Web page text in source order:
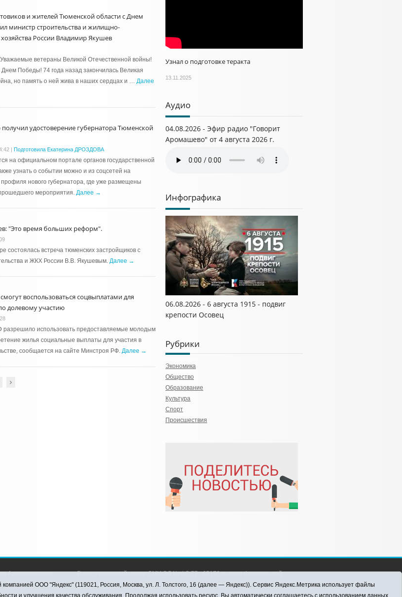
и жителей Тюменской области с Днем
министр строительства и жилищно-
России Владимир Якушев
ветераны Великой Отечественной войны!
Победы! 74 года назад закончилась Великая
но память о ней жива в наших сердцах и … Далее
удостоверение губернатора Тюменской
| Подготовила Екатерина ДРОЗДОВА
на официальном портале органов государственной
узнать о событии можно и из соцсетей на
профиля нового губернатора, где уже размещены
мероприятия. Далее →
"Это время больших реформ".
состоялась встреча тюменских застройщиков с
и ЖКХ России В.В. Якушевым. Далее →
воспользоваться соцвыплатами для
долевому участию
разрешило использовать предоставляемые молодым
жилья социальные выплаты для участия в
сообщается на сайте Минстроя РФ. Далее →
Узнал о подготовке теракта
13.11.2025
Аудио
04.08.2026 - Эфир радио "Говорит
Аромашево" от 4 августа 2026 г.
Инфографика
06.08.2026 - 6 августа 1915 - подвиг
крепости Осовец
Рубрики
Экономика
Общество
Образование
Культура
Спорт
Происшествия
Аромашевского
При использовании
Регистрационный номер СМИ ЭЛ № ФС 77 - 65176 выдано Федеральной
службой по надзору в сфере связи, информационных технологий и массовых
коммуникаций (Роскомнадзор) 28.03.2016 г.
ООО "Яндекс" (119021, Россия, Москва, ул. Л. Толстого, 16 (далее — Яндекс)). Сервис Яндекс.Метрика использует файлы
и улучшения качества обслуживания. Продолжая использовать ресурс, Вы автоматически соглашаетесь с использованием данных